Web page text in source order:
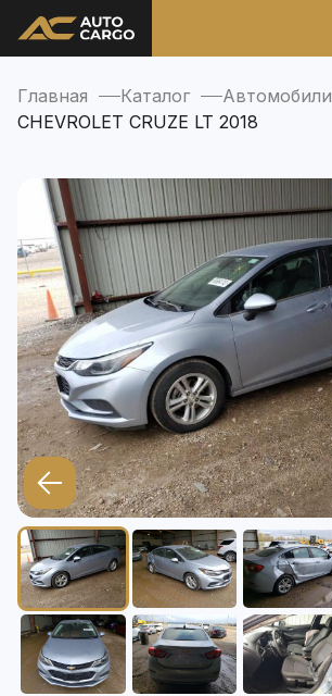
Главная Каталог Автомобили
CHEVROLET CRUZE LT 2018